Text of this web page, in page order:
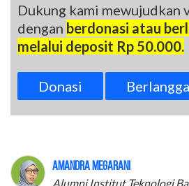
Dukung kami mewujudkan
dengan berdonasi atau
melalui deposit Rp 50.000.
Donasi
Amandra Megarani
Alumni Institut Teknologi